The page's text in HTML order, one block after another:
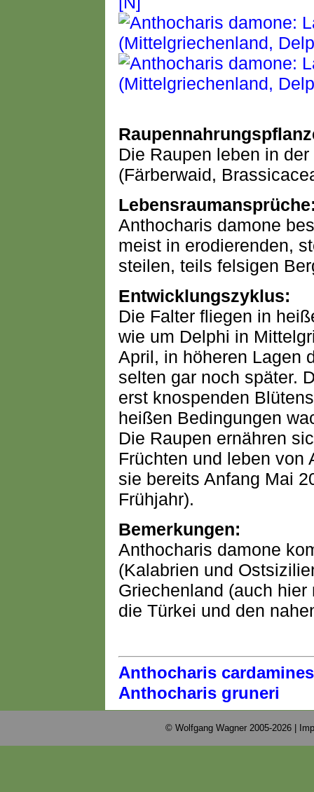
Die Raupen leben in
(Färberwaid,
Anthocharis damone
meist in erodierenden,
steilen, teils felsigen
Entwicklungszyklus:
Die Falter fliegen in
wie um Delphi in
April, in höheren Lagen
selten gar noch später.
erst knospenden
heißen Bedingungen
Die Raupen ernähren
Früchten und leben von
sie bereits Anfang Mai
Frühjahr).
Bemerkungen:
Anthocharis damone
(Kalabrien und
Griechenland (auch
die Türkei und den
Anthocharis cardamines
Anthocharis gruneri
© Wolfgang Wagner 2005-2026 |